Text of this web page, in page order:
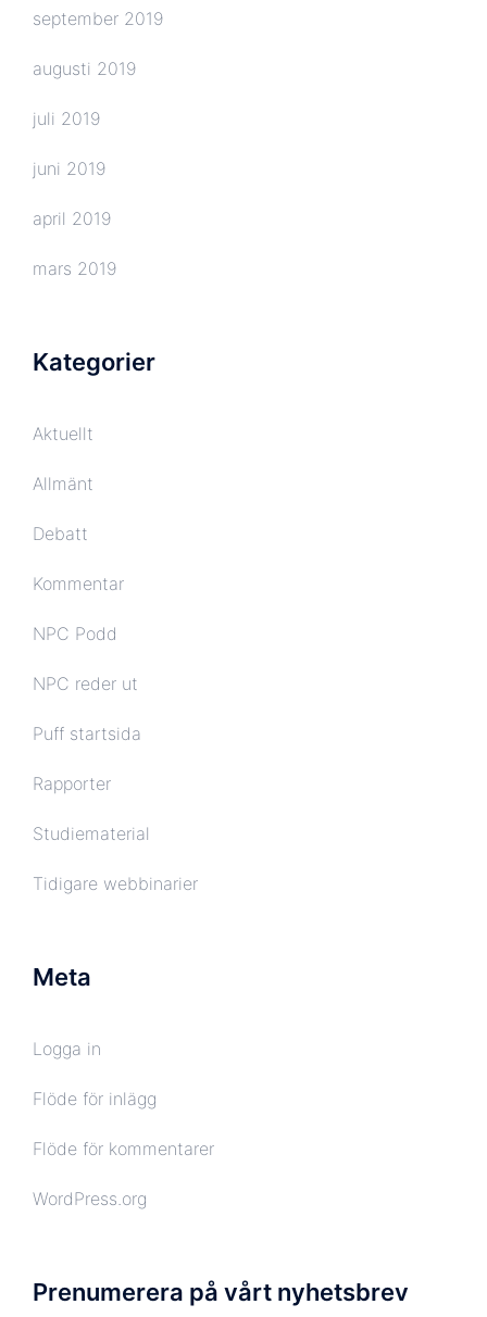
september 2019
augusti 2019
juli 2019
juni 2019
april 2019
mars 2019
Kategorier
Aktuellt
Allmänt
Debatt
Kommentar
NPC Podd
NPC reder ut
Puff startsida
Rapporter
Studiematerial
Tidigare webbinarier
Meta
Logga in
Flöde för inlägg
Flöde för kommentarer
WordPress.org
Prenumerera på vårt nyhetsbrev